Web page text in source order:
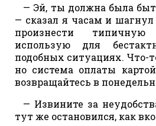
— Эй, ты должна была
— сказал я часам и шагнул
произнести
использую для
подобных ситуациях. Что-
но система оплаты
возвращайтесь в
— Извините за
тут же остановился, как